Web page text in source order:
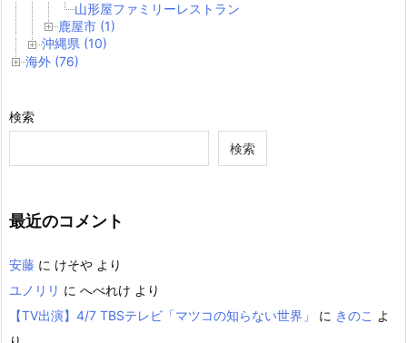
山形屋ファミリーレストラン
鹿屋市 (1)
沖縄県 (10)
海外 (76)
検索
検索
最近のコメント
安藤 に けそや より
ユノリリ に へべれけ より
【TV出演】4/7 TBSテレビ「マツコの知らない世界」
に きのこ よ